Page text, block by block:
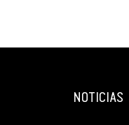
NOTICIAS